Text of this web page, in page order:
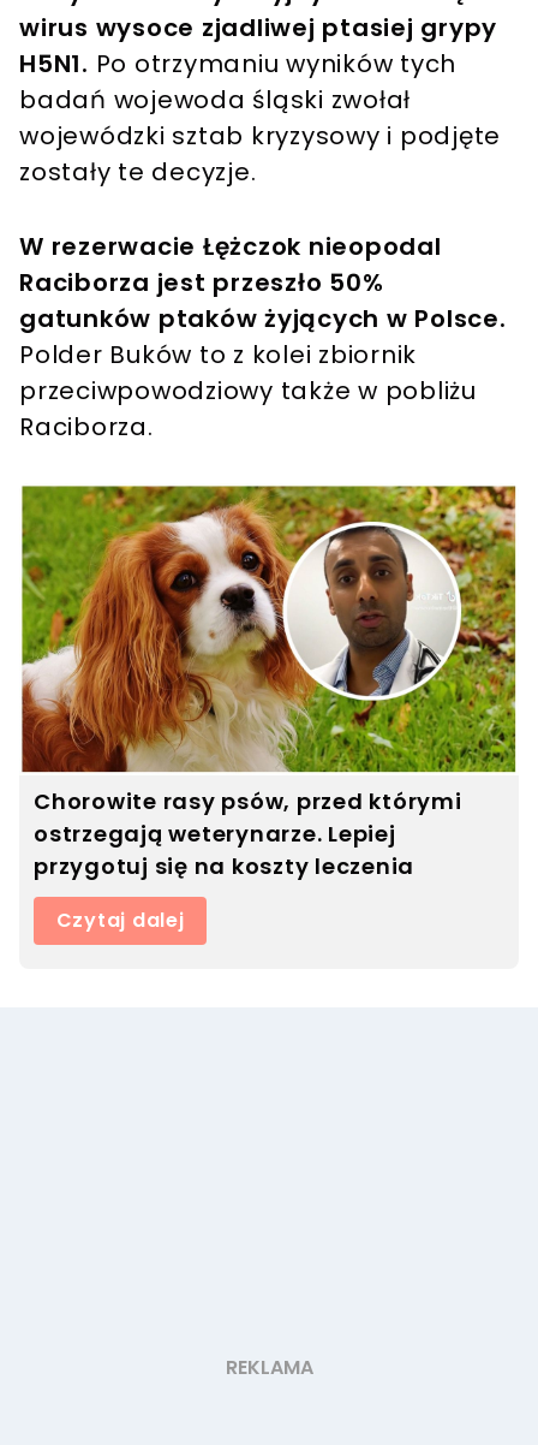
wirus wysoce zjadliwej ptasiej grypy
H5N1. Po otrzymaniu wyników tych
badań wojewoda śląski zwołał
wojewódzki sztab kryzysowy i podjęte
zostały te decyzje.
W rezerwacie Łężczok nieopodal
Raciborza jest przeszło 50%
gatunków ptaków żyjących w Polsce.
Polder Buków to z kolei zbiornik
przeciwpowodziowy także w pobliżu
Raciborza.
Chorowite rasy psów, przed którymi
ostrzegają weterynarze. Lepiej
przygotuj się na koszty leczenia
Czytaj dalej